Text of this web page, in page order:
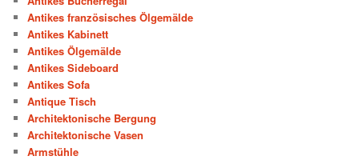
Antikes französisches Ölgemälde
Antikes Kabinett
Antikes Ölgemälde
Antikes Sideboard
Antikes Sofa
Antique Tisch
Architektonische Bergung
Architektonische Vasen
Armstühle